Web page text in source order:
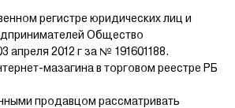
регистре юридических лиц и
Общество
апреля 2012 г за № 191601188.
мазагина в торговом реестре РБ
продавцом рассматривать